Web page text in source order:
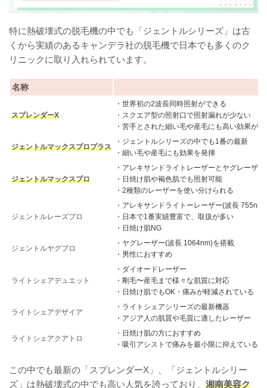
特に熱破壊式の脱毛機の中でも「ジェントルシリーズ」は古
くから実績のあるキャンデラ社の脱毛機で日本でも多くのク
リニックに取り入れられています。
名称
スプレンダーX
・世界初の2波長同時照射ができる
・スクエア型の照射口で照射漏れが少ない
・苦手とされた細い毛や産毛にも高い効果があ
ジェントルマックスプロプラス
・ジェントルシリーズの中でも1番の最新
・細い毛や産毛にも効果を発揮
ジェントルマックスプロ
・アレキサンドライトレーザーとヤグレーザ
・日焼け肌や褐色肌でも照射可能
・2種類のレーザーを使い分けられる
ジェントルレーズプロ
・アレキサンドライトーレーザー(波長
・日本で1番実績豊富で、取扱が多い
・日焼け肌NG
ジェントルヤグプロ
・ヤグレーザー(波長 1064nm)を搭載
・男性におすすめ
ライトシェアデュエット
・ダイオードレーザー
・剛毛〜産毛まで様々な肌質に対応
・日焼け肌でもOK・痛みが軽減されている
ライトシェアデザイア
・ライトシェアシリーズの最新機器
・アジア人の肌質や毛質に適したレーザー
ライトシェアクアトロ
・日焼け肌の方におすすめ
・吸引アシストで痛みを最小限に抑えている
この中でも最新の「スプレンダーX」、「ジェントルシリー
ズ」は熱破壊式の中でも高い人気を誇っており、 湘南美容ク